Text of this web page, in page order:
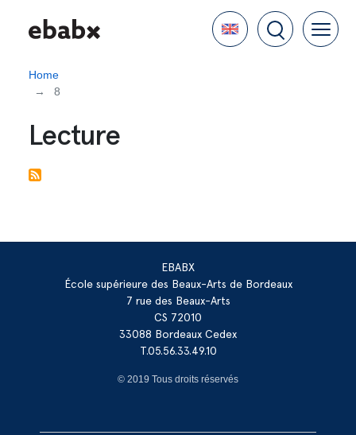
Language
Home
8
Lecture
EBABX
École supérieure des Beaux-Arts de Bordeaux
7 rue des Beaux-Arts
CS 72010
33088 Bordeaux Cedex
T.05.56.33.49.10
© 2019 Tous droits réservés